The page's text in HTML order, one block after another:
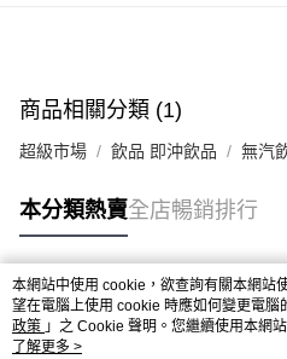
每筆HK$50.00，滿HK$200.00或以
UNY 門市自取
商品相關分類 (1)
超級市場 飲品 即沖飲品 無汽
本分類熱賣全店暢銷排行
熱門標籤
熱銷排行
本網站中使用 cookie，欲查詢有關本網站
望在電腦上使用 cookie 時應如何變更電腦
政策 」之 Cookie 聲明。您繼續使用本網
條款之 Cookie 聲明使用 cookie。
了解更多 >